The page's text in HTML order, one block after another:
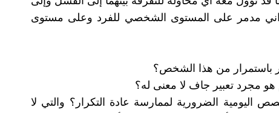
مدمر على المستوى الشخصي للفرد وعلى مستوى
باستمرار من هذا الشخص؟
مجرد تعبير جاف لا معنى له؟
اليومية الضرورية لممارسة عادة التكرار؟ والتي لا